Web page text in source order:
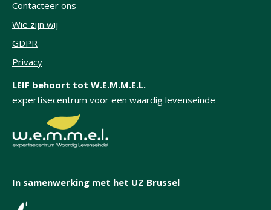
Contacteer ons
Wie zijn wij
GDPR
Privacy
LEIF behoort tot W.E.M.M.E.L.
expertisecentrum voor een waardig levenseinde
In samenwerking met het UZ Brussel